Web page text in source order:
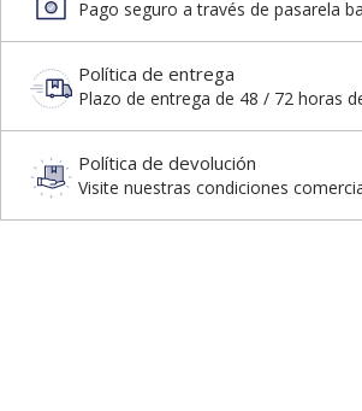
Pago seguro a través de pasarela
Política de entrega
Plazo de entrega de 48 / 72 horas
Política de devolución
Visite nuestras condiciones